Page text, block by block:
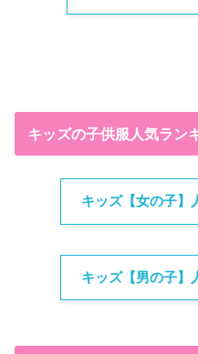
キッズの子供服人気ラン
キッズ【女の子】
キッズ【男の子】